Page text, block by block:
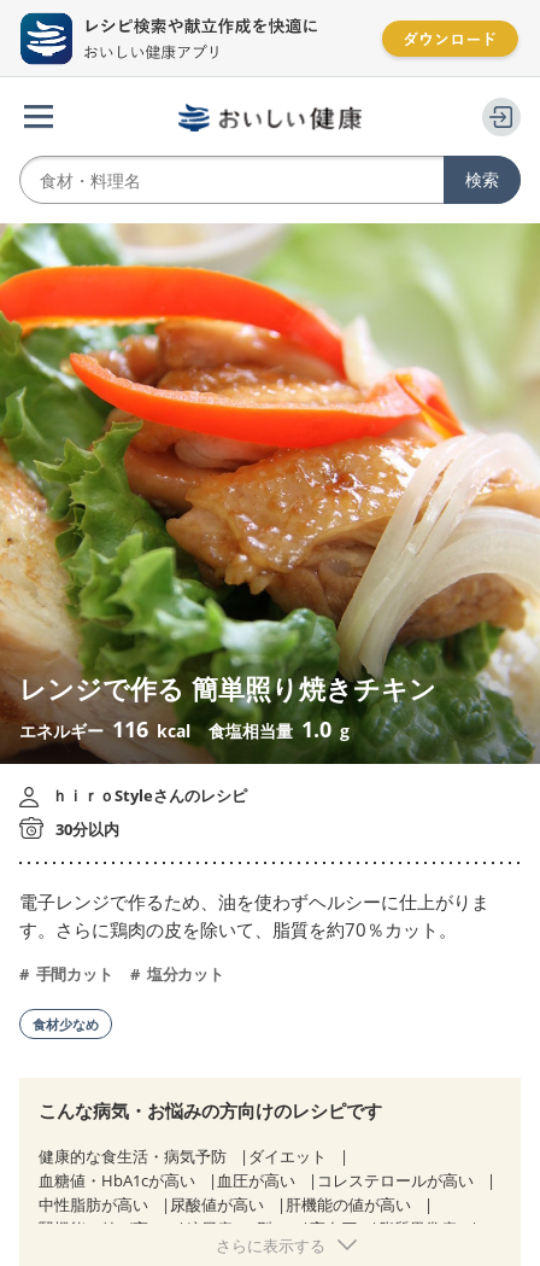
レンジで作る 簡単照り焼きチキン
エネルギー 116 kcal 食塩相当量 1.0 g
ｈｉｒｏStyleさんのレシピ
30分以内
電子レンジで作るため、油を使わずヘルシーに仕上がりま
す。さらに鶏肉の皮を除いて、脂質を約70％カット。
手間カット 塩分カット
食材少なめ
こんな病気・お悩みの方向けのレシピです
健康的な食生活・病気予防
ダイエット
血糖値・HbA1cが高い
血圧が高い
コレステロールが高い
中性脂肪が高い
尿酸値が高い
肝機能の値が高い
腎機能の値が高い
糖尿病（2型） 高血圧
脂質異常症
胃炎
胃ポリープ
さらに表示する